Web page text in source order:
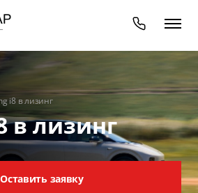
i8 в лизинг
в лизинг
Оставить заявку